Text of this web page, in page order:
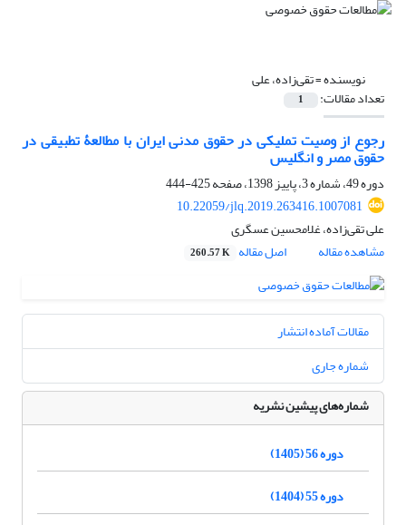
نویسنده =تقی‌زاده، علی
تعداد مقالات: 1
رجوع از وصیت تملیکی در حقوق مدنی ایران با مطالعۀ تطبیقی در
حقوق مصر و انگلیس
دوره 49، شماره 3، پاییز 1398، صفحه
425-444
10.22059/jlq.2019.263416.1007081
علی تقی‌زاده، غلامحسین عسگری
مشاهده مقاله
اصل مقاله 260.57 K
مقالات آماده انتشار
شماره جاری
شماره‌های پیشین نشریه
دوره 56 (1405)
دوره 55 (1404)